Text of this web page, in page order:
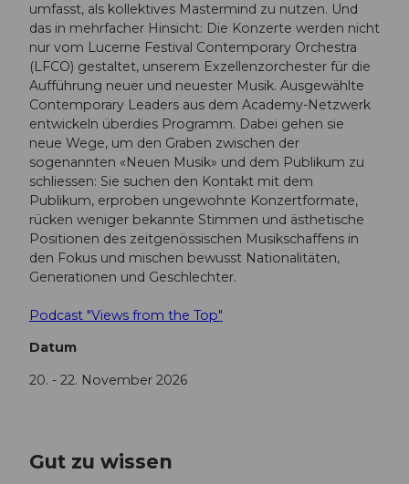
umfasst, als kollektives Mastermind zu nutzen. Und
das in mehrfacher Hinsicht: Die Konzerte werden nicht
nur vom Lucerne Festival Contemporary Orchestra
(LFCO) gestaltet, unserem Exzellenzorchester für die
Aufführung neuer und neuester Musik. Ausgewählte
Contemporary Leaders aus dem Academy-Netzwerk
entwickeln überdies Programm. Dabei gehen sie
neue Wege, um den Graben zwischen der
sogenannten «Neuen Musik» und dem Publikum zu
schliessen: Sie suchen den Kontakt mit dem
Publikum, erproben ungewohnte Konzertformate,
rücken weniger bekannte Stimmen und ästhetische
Positionen des zeitgenössischen Musikschaffens in
den Fokus und mischen bewusst Nationalitäten,
Generationen und Geschlechter.
Podcast "Views from the Top"
Datum
20. - 22. November 2026
Gut zu wissen